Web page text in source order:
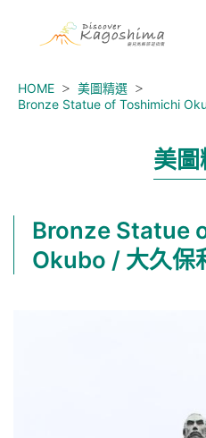
HOME
美圖精選
Bronze Statue of Toshimichi
美圖
Bronze Statue
Okubo / 大久保